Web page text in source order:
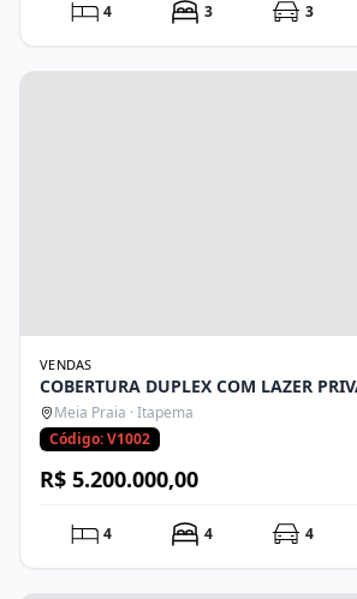
4 3 3
VENDAS
COBERTURA DUPLEX COM LAZER
Meia Praia · Itapema
Código: V1002
R$ 5.200.000,00
4 4 4